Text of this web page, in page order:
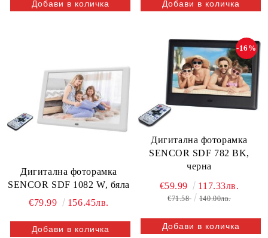
Дигитална фоторамка
SENCOR SDF 1082 W, бяла
€79.99
156.45лв.
Дигитална фоторамка
SENCOR SDF 782 BK,
черна
-16%
€59.99 117.33лв.
€71.58 140.00лв.